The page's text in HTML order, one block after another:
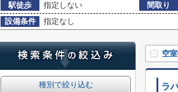
駅徒歩
指定しない 間取り
設備条件
指定なし
空
ラ
種別で絞り込む